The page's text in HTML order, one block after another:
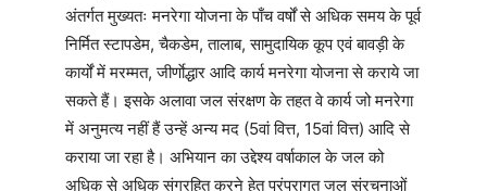
अंतर्गत मुख्यतः मनरेगा योजना के पाँच वर्षों से अधिक समय के पूर्व
निर्मित स्टापडेम, चैकडेम, तालाब, सामुदायिक कूप एवं बावड़ी के
कार्यों में मरम्मत, जीर्णाेद्धार आदि कार्य मनरेगा योजना से कराये जा
सकते हैं। इसके अलावा जल संरक्षण के तहत वे कार्य जो मनरेगा
में अनुमत्य नहीं हैं उन्हें अन्य मद (5वां वित्त, 15वां वित्त) आदि से
कराया जा रहा है। अभियान का उद्देश्य वर्षाकाल के जल को
अधिक से अधिक संग्रहित करने हेतु परंपरागत जल संरचनाओं